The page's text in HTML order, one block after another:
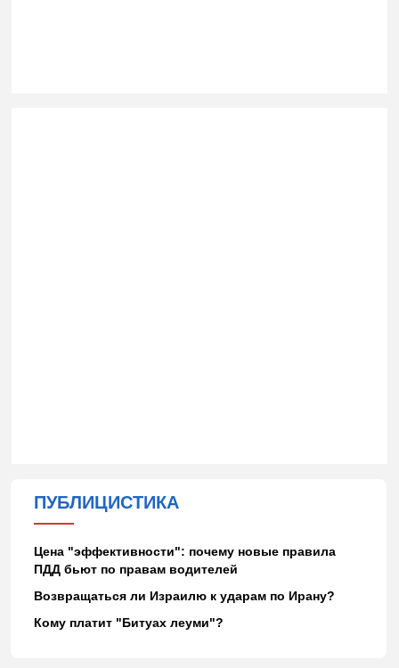
ПУБЛИЦИСТИКА
Цена "эффективности": почему новые правила
ПДД бьют по правам водителей
Возвращаться ли Израилю к ударам по Ирану?
Кому платит "Битуах леуми"?